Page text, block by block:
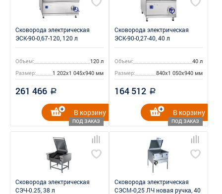
Сковорода электрическая
ЭСК-90-0,67-120, 120 л
Объем:
120 л
Размер:
1 202x1 045x940 мм
261 466 a
ПОД ЗАКАЗ
В корзину
Сковорода электрическая
ЭСК-90-0,27-40, 40 л
Объем:
40 л
Размер:
840x1 050x940 мм
164 512 a
ПОД ЗАКАЗ
В корзину
Сковорода электрическая
СЭЧ-0.25, 38 л
Сковорода электрическая
СЭСМ-0,25 ЛЧ новая ручка, 40